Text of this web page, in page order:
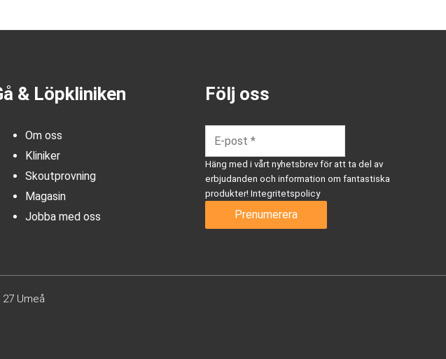
& Löpkliniken
Om oss
Kliniker
Skoutprovning
Magasin
Jobba med oss
Följ oss
Häng med i vårt nyhetsbrev för att ta del av
erbjudanden och information om fantastiska
produkter! Integritetspolicy
Umeå